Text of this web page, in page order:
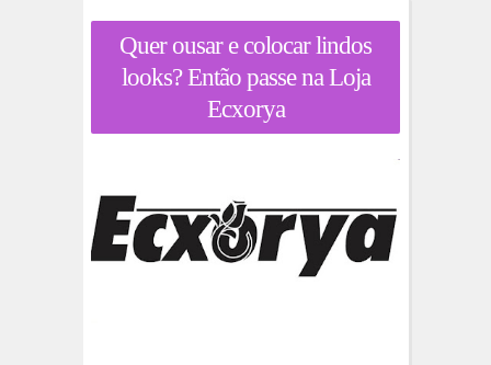
Quer ousar e colocar lindos
looks? Então passe na Loja
Ecxorya